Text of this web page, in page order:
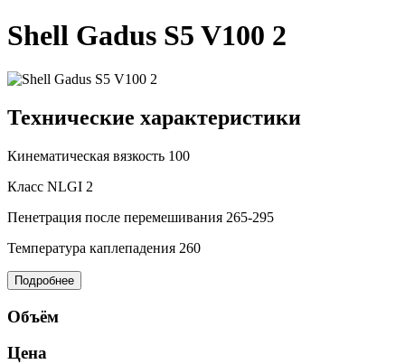
Shell Gadus S5 V100 2
Технические характеристики
Кинематическая вязкость 100
Класс NLGI 2
Пенетрация после перемешивания 265-295
Температура каплепадения 260
Подробнее
Объём
Цена